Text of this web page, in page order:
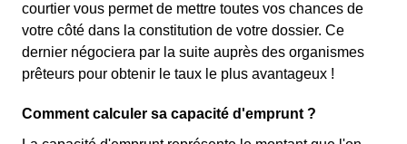
courtier vous permet de mettre toutes vos chances de
votre côté dans la constitution de votre dossier. Ce
dernier négociera par la suite auprès des organismes
prêteurs pour obtenir le taux le plus avantageux !
Comment calculer sa capacité d'emprunt ?